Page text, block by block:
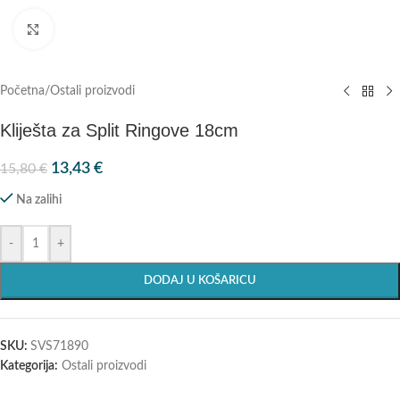
Početna/Ostali proizvodi
Kliješta za Split Ringove 18cm
15,80€ 13,43 €
Na zalihi
- +
DODAJ U KOŠARICU
SKU: SVS71890
Kategorija: Ostali proizvodi